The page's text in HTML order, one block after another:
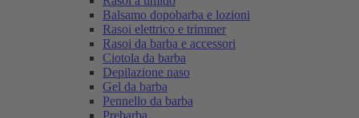
Balsamo dopobarba e lozioni
Rasoi elettrico e trimmer
Rasoi da barba e accessori
Ciotola da barba
Depilazione naso
Gel da barba
Pennello da barba
Prebarba